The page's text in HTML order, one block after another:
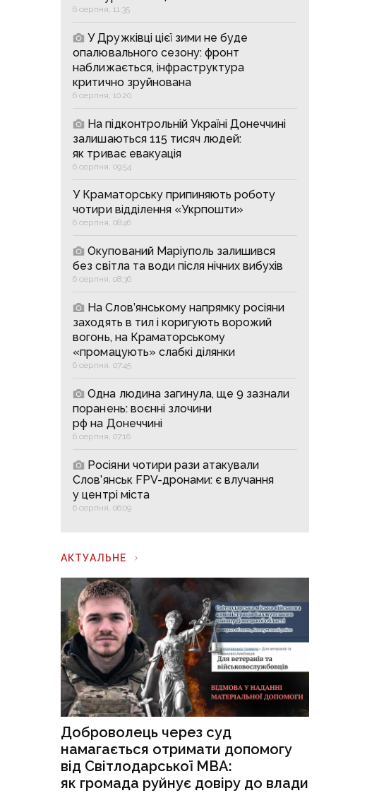
6 серпня, 11:35
У Дружківці цієї зими не буде
опалювального сезону: фронт
наближається, інфраструктура
критично зруйнована
6 серпня, 10:20
На підконтрольній Україні Донеччині
залишаються 115 тисяч людей:
як триває евакуація
6 серпня, 09:54
У Краматорську припиняють роботу
чотири відділення «Укрпошти»
6 серпня, 08:46
Окупований Маріуполь залишився
без світла та води після нічних вибухів
6 серпня, 08:36
На Слов’янському напрямку росіяни
заходять в тил і коригують ворожий
вогонь, на Краматорському
«промацують» слабкі ділянки
6 серпня, 07:45
Одна людина загинула, ще 9 зазнали
поранень: воєнні злочини
рф на Донеччині
6 серпня, 07:16
Росіяни чотири рази атакували
Слов’янськ FPV-дронами: є влучання
у центрі міста
6 серпня, 06:09
АКТУАЛЬНЕ
Доброволець через суд
намагається отримати допомогу
від Світлодарської МВА:
як громада руйнує довіру до влади